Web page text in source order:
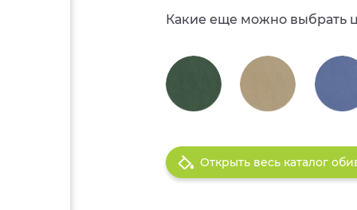
Какие еще можно выбрать
Открыть весь каталог